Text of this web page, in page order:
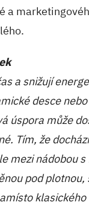
a
a snižují
desce
úspora může
Tím, že
mezi nádobou
pod